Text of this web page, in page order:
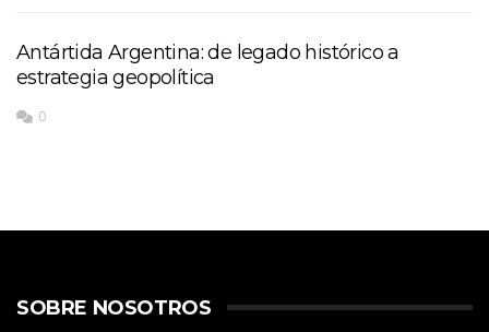
Antártida Argentina: de legado histórico a
estrategia geopolítica
0
SOBRE NOSOTROS